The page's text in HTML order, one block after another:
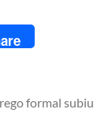
formal subiu